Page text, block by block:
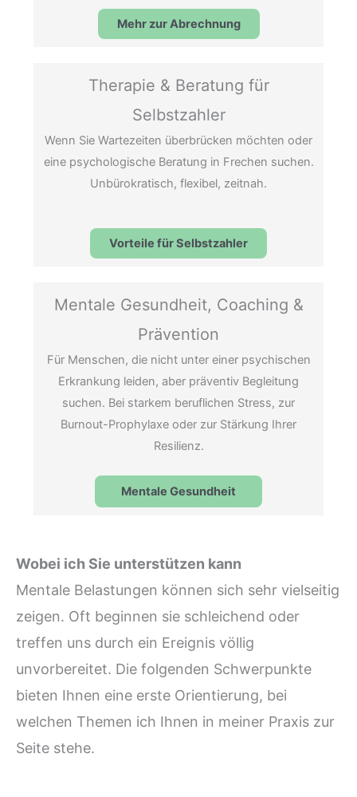
Mehr zur Abrechnung
Therapie & Beratung für
Selbstzahler
Wenn Sie Wartezeiten überbrücken möchten oder
eine psychologische Beratung in Frechen suchen.
Unbürokratisch, flexibel, zeitnah.
Vorteile für Selbstzahler
Mentale Gesundheit, Coaching &
Prävention
Für Menschen, die nicht unter einer psychischen
Erkrankung leiden, aber präventiv Begleitung
suchen. Bei starkem beruflichen Stress, zur
Burnout-Prophylaxe oder zur Stärkung Ihrer
Resilienz.
Mentale Gesundheit
Wobei ich Sie unterstützen kann
Mentale Belastungen können sich sehr vielseitig
zeigen. Oft beginnen sie schleichend oder
treffen uns durch ein Ereignis völlig
unvorbereitet. Die folgenden Schwerpunkte
bieten Ihnen eine erste Orientierung, bei
welchen Themen ich Ihnen in meiner Praxis zur
Seite stehe.